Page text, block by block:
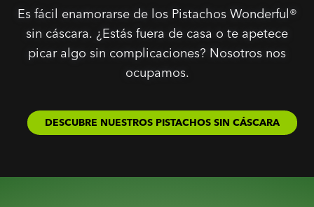
Es fácil enamorarse de los Pistachos Wonderful®
sin cáscara. ¿Estás fuera de casa o te apetece
picar algo sin complicaciones? Nosotros nos
ocupamos.
DESCUBRE NUESTROS PISTACHOS SIN CÁSCARA